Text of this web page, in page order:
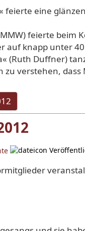
feierte eine
feierte beim
auf knapp unter
(Ruth Duff­ner)
verstehen,